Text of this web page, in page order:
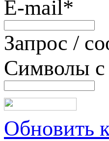
E-mail*
Запрос /
Символы с
Обновить